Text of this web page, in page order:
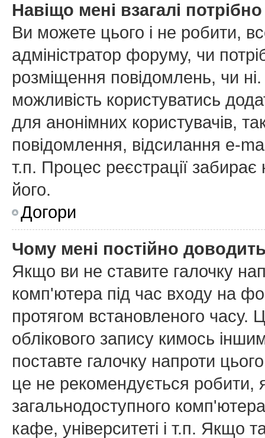
Навіщо мені взагалі
Ви можете цього і не робити,
адміністратор форуму, чи
розміщення повідомлень, чи
можливість користуватись
для анонімних користувачів,
повідомлення, відсилання e-
т.п. Процес реєстрації
його.
Догори
Чому мені постійно
Якщо ви не ставите галочку
комп'ютера під час входу на
протягом встановленого часу.
облікового запису кимось
поставте галочку напроти
це не рекомендується
загальнодоступного
кафе, університеті і т.п. Якщо